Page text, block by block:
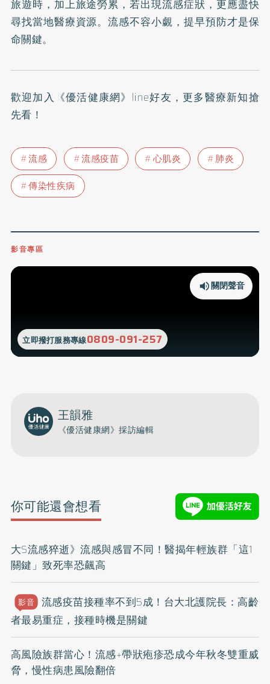
旅遊時，加上旅途勞累，若出現流感症狀，更應盡快
尋找當地醫療資源。流感不容小覷，提早預防才是保
命關鍵。
歡迎加入 《優活健康網》line好友 ，更多醫療新知搶
先看！
流感 流感疫苗 心肌炎
肺炎
傳染性疾病
影音專區
立即撥打服務專線0809-091-257
關閉聲音
王韻雅
《優活健康網》採訪編輯
你可能還會想看
大S流感猝逝》流感與感冒不同！醫揭年輕族群「這1
關鍵」致死率恐飆高
影音
流感疫苗接種率不到5成！台大北護院長：高齡
者最易重症，接種時機是關鍵
高風險族群當心！流感+帶狀疱疹恐成今年秋冬雙重威
脅，慢性病患風險翻倍